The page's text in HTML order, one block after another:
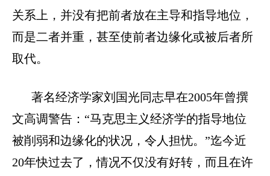
关系上，并没有把前者放在主导和指导地位，
而是二者并重，甚至使前者边缘化或被后者所
取代。
著名经济学家刘国光同志早在2005年曾撰
文高调警告：“马克思主义经济学的指导地位
被削弱和边缘化的状况，令人担忧。”迄今近
20年快过去了，情况不仅没有好转，而且在许